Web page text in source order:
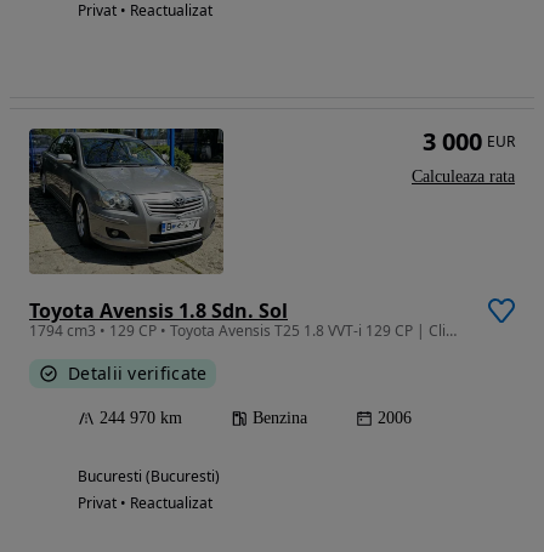
Privat • Reactualizat
Toyota Avensis 1.8 Sdn. Sol
1794 cm3 • 129 CP • Toyota Avensis T25 1.8 VVT-i 129 CP | Climatronic | Întetinuta
Detalii verificate
244 970 km Benzina 2006
Bucuresti (Bucuresti)
Privat • Reactualizat
3 000 EUR
Calculeaza rata